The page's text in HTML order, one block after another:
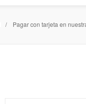
Pagar con tarjeta en